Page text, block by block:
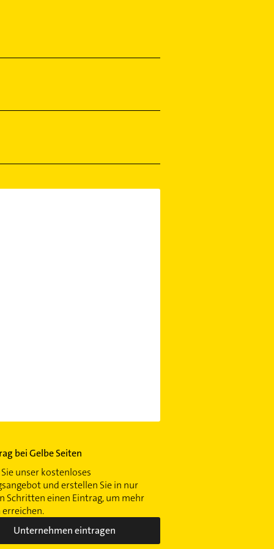
bei Gelbe Seiten
unser kostenloses
und erstellen Sie in nur
Schritten einen Eintrag, um mehr
erreichen.
Unternehmen eintragen